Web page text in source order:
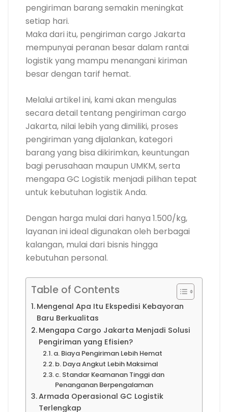
pengiriman barang semakin meningkat
setiap hari.
Maka dari itu, pengiriman cargo Jakarta
mempunyai peranan besar dalam rantai
logistik yang mampu menangani kiriman
besar dengan tarif hemat.
Melalui artikel ini, kami akan mengulas
secara detail tentang pengiriman cargo
Jakarta, nilai lebih yang dimiliki, proses
pengiriman yang dijalankan, kategori
barang yang bisa dikirimkan, keuntungan
bagi perusahaan maupun UMKM, serta
mengapa GC Logistik menjadi pilihan tepat
untuk kebutuhan logistik Anda.
Dengan harga mulai dari hanya 1.500/kg,
layanan ini ideal digunakan oleh berbagai
kalangan, mulai dari bisnis hingga
kebutuhan personal.
Table of Contents
Mengenal Apa Itu Ekspedisi Kebayoran
Baru Berkualitas
Mengapa Cargo Jakarta Menjadi Solusi
Pengiriman yang Efisien?
a. Biaya Pengiriman Lebih Hemat
b. Daya Angkut Lebih Maksimal
c. Standar Keamanan Tinggi dan
Penanganan Berpengalaman
Armada Operasional GC Logistik
Terlengkap